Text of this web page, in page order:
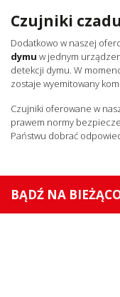
Czujniki
Dodatkowo w naszej
dymu w jednym
detekcji dymu. W
zostaje wyemitowany
Czujniki oferowane w
prawem normy
Państwu dobrać
BĄDŹ NA